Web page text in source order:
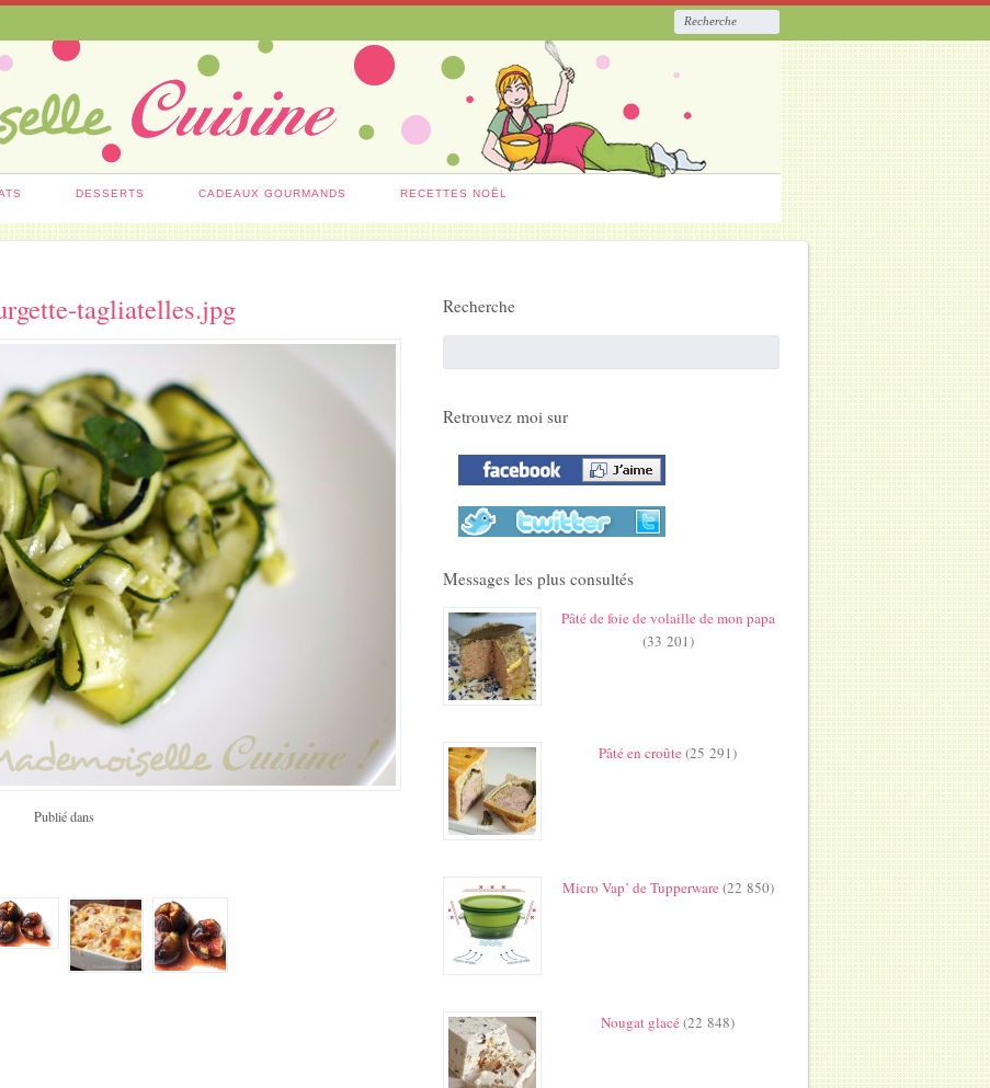
DESSERTS CADEAUX GOURMANDS RECETTES NOËL
tagliatelles.jpg
Publié dans
Recherche
Retrouvez moi sur
Messages les plus consultés
Pâté de foie de volaille de mon papa
(33 201)
Pâté en croûte(25 291)
Micro Vap’ de Tupperware(22 850)
Nougat glacé(22 848)